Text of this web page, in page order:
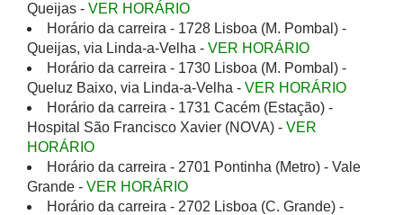
Queijas - VER HORÁRIO
Horário da carreira - 1728 Lisboa (M. Pombal) -
Queijas, via Linda-a-Velha - VER HORÁRIO
Horário da carreira - 1730 Lisboa (M. Pombal) -
Queluz Baixo, via Linda-a-Velha - VER HORÁRIO
Horário da carreira - 1731 Cacém (Estação) -
Hospital São Francisco Xavier (NOVA) - VER
HORÁRIO
Horário da carreira - 2701 Pontinha (Metro) - Vale
Grande - VER HORÁRIO
Horário da carreira - 2702 Lisboa (C. Grande) -